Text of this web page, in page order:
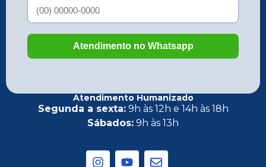
Atendimento Humanizado
Segunda a sexta:9h às 12h e 14h às 18h
Sábados: 9h às 13h